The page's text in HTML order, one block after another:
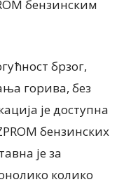
бензинским
брзог,
горива, без
је доступна
бензинских
је за
колико